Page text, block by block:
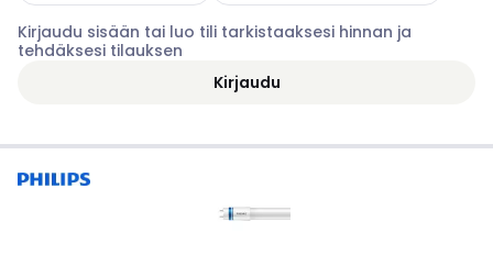
Kirjaudu sisään tai luo tili tarkistaaksesi hinnan ja
tehdäksesi tilauksen
Kirjaudu